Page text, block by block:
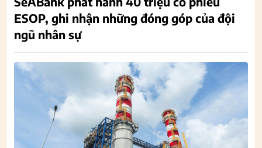
ESOP, ghi nhận những đóng góp của đội
ngũ nhân sự